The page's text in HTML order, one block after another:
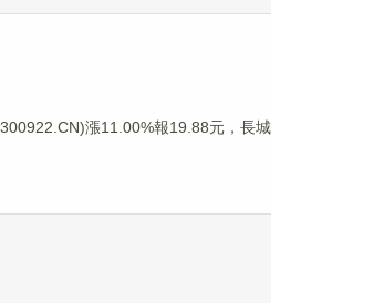
漲11.00%報19.88元，長城